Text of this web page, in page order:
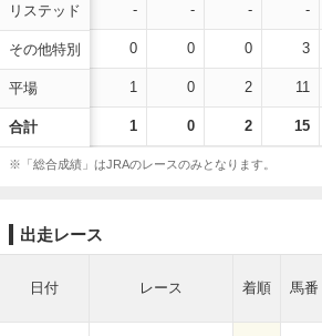
リステッド
その他特別
平場
合計
- - - -
0 0 0 3
1 0 2 11
1 0 2 15
※「総合成績」はJRAのレースのみとなります。
出走レース
日付 レース 着順 馬番